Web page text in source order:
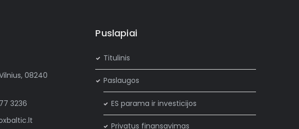
08240
3236
Puslapiai
Titulinis
Paslaugos
ES parama ir investicijos
Privatus finansavimas